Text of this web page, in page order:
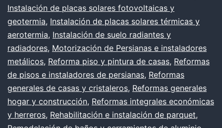
Instalación de placas solares fotovoltaicas y
geotermia, Instalación de placas solares térmicas y
aerotermia, Instalación de suelo radiantes y
radiadores, Motorización de Persianas e instaladores
metálicos, Reforma piso y pintura de casas, Reformas
de pisos e instaladores de persianas, Reformas
generales de casas y cristaleros, Reformas generales
hogar y construcción, Reformas integrales económicas
y herreros, Rehabilitación e instalación de parquet,